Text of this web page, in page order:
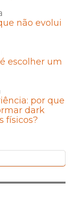
não evolui
escolher um
por que
dark
físicos?